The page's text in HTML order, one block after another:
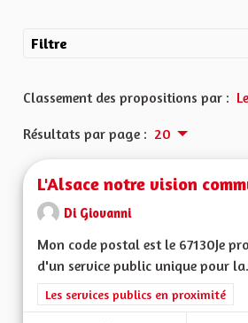
Filtre
Classement des propositions par :
Résultats par page : 20
L'Alsace notre vision
Di Giovanni
Mon code postal est le 67130Je
d'un service public unique pour
Filtrer les résultats de la catégorie :
Les services publics en proximité